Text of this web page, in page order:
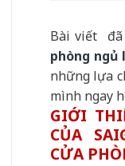
Bài viết
phòng ngủ
những lựa
mình ngay
GIỚI
CỦA
CỬA